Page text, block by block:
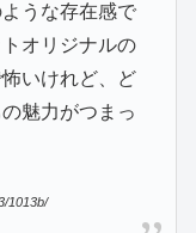
うな存在感で
オリジナルの
いけれど、ど
魅力がつまっ
1013b/